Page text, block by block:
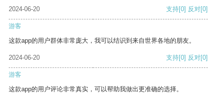
2024-06-20
支持[0] 反对[0]
游客
这款app的用户群体非常庞大，我可以结识到来自世界各地的朋友。
2024-06-20 支持[0] 反对[0]
游客
这款app的用户评论非常真实，可以帮助我做出更准确的选择。